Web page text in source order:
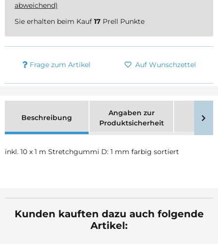
abweichend)
Sie erhalten beim Kauf 17 Prell Punkte
Frage zum Artikel Auf Wunschzettel
Beschreibung
Angaben zur
Produktsicherheit
inkl. 10 x 1 m Stretchgummi D: 1 mm farbig sortiert
Kunden kauften dazu auch folgende
Artikel: